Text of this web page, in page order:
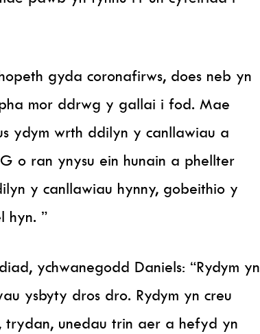
gyda coronafirws, does neb yn
mor ddrwg y gallai i fod. Mae
ydym wrth ddilyn y canllawiau a
o ran ynysu ein hunain a phellter
y canllawiau hynny, gobeithio y
hyn. ”
ychwanegodd Daniels: “Rydym yn
ysbyty dros dro. Rydym yn creu
trydan, unedau trin aer a hefyd yn